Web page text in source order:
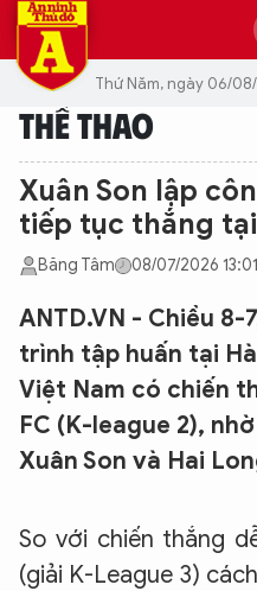
Thứ Năm, ngày 06/
THỂ THAO
Xuân Son lập
tiếp tục thắng
Băng Tâm 08/07/2026 13:01
ANTD.VN - Chiều
trình tập huấn tại
Việt Nam có chiến
FC (K-league 2),
Xuân Son và Hai
So với chiến thắng
(giải K-League 3)